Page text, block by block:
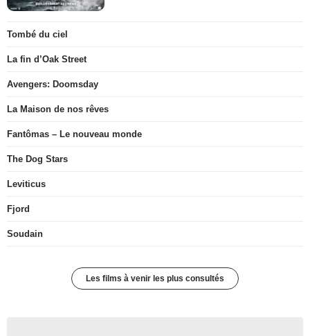
Tombé du ciel
La fin d’Oak Street
Avengers: Doomsday
La Maison de nos rêves
Fantômas – Le nouveau monde
The Dog Stars
Leviticus
Fjord
Soudain
Les films à venir les plus consultés